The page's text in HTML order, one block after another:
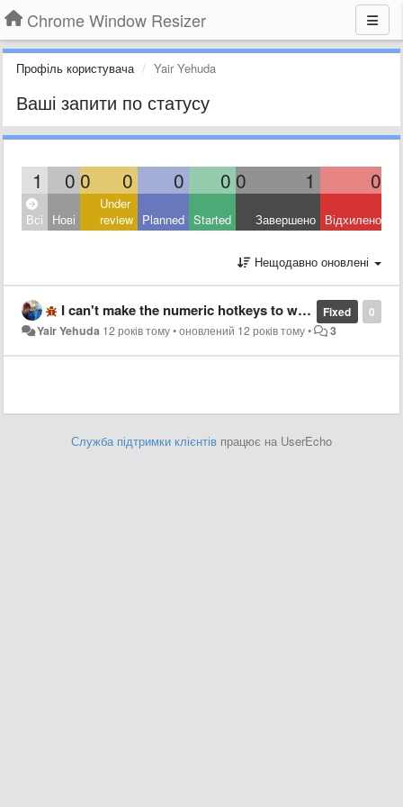
Chrome Window Resizer
Профіль користувача Yair Yehuda
Ваші запити по статусу
1 0 0 0 0 0 0 1 0
Всі Нові
Under
review Planned Started Завершено Відхилено
Нещодавно оновлені
0
Fixed
I can't make the numeric hotkeys to work. Is it a known bug?
Yair Yehuda 12 років тому•оновлений 12 років тому• 3
Служба підтримки клієнтів працює на UserEcho